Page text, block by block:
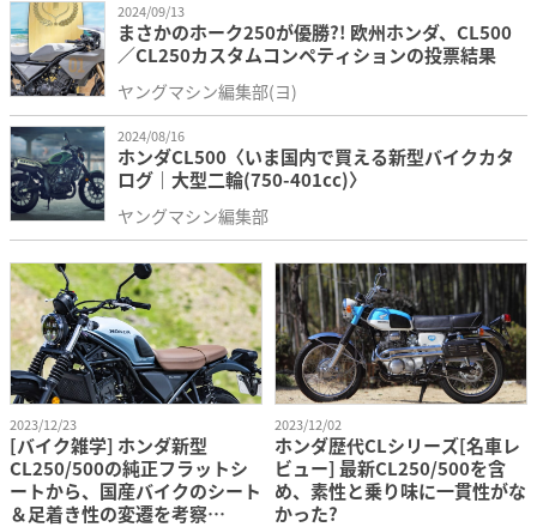
2024/09/13
まさかのホーク250が優勝?! 欧州ホンダ、CL500
／CL250カスタムコンペティションの投票結果
ヤングマシン編集部(ヨ)
2024/08/16
ホンダCL500〈いま国内で買える新型バイクカタ
ログ｜大型二輪(750-401cc)〉
ヤングマシン編集部
2023/12/23
[バイク雑学] ホンダ新型
CL250/500の純正フラットシ
ートから、国産バイクのシート
＆足着き性の変遷を考察
2023/12/02
ホンダ歴代CLシリーズ[名車レ
ビュー] 最新CL250/500を含
め、素性と乗り味に一貫性がな
かった?